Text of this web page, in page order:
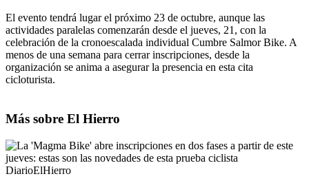
El evento tendrá lugar el próximo 23 de octubre, aunque las
actividades paralelas comenzarán desde el jueves, 21, con la
celebración de la cronoescalada individual Cumbre Salmor Bike. A
menos de una semana para cerrar inscripciones, desde la
organización se anima a asegurar la presencia en esta cita
cicloturista.
Más sobre El Hierro
DiarioElHierro